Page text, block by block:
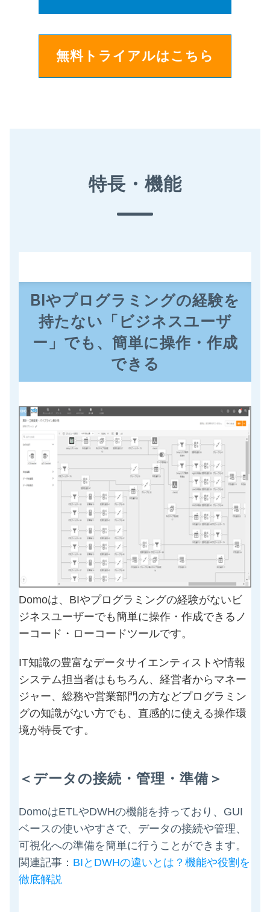
無料トライアルはこちら
特長・機能
BIやプログラミングの経験を
持たない「ビジネスユーザ
ー」でも、簡単に操作・作成
できる
Domoは、BIやプログラミングの経験がないビ
ジネスユーザーでも簡単に操作・作成できるノ
ーコード・ローコードツールです。
IT知識の豊富なデータサイエンティストや情報
システム担当者はもちろん、経営者からマネー
ジャー、総務や営業部門の方などプログラミン
グの知識がない方でも、直感的に使える操作環
境が特長です。
＜ データの接続 ・管理・ 準備＞
DomoはETLやDWHの機能を持っており、GUI
ベースの使いやすさで、データの接続や管理、
可視化への準備を簡単に行うことができます。
関連記事： BIとDWHの違いとは？機能や役割を
徹底解説